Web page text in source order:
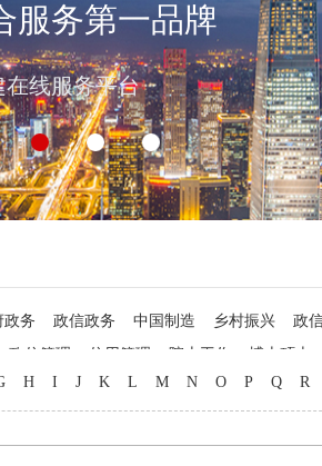
服务第一品牌
线服务平台
政务 政信政务 中国制造 乡村振兴 政
政信管理 信用管理 院士工作 博士硕士
H I J K L M N O P Q R